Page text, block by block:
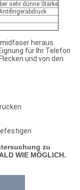
sehr dünne Stärke
heraus
für Ihr Telefon
und von den
zu
WIE MÖGLICH.